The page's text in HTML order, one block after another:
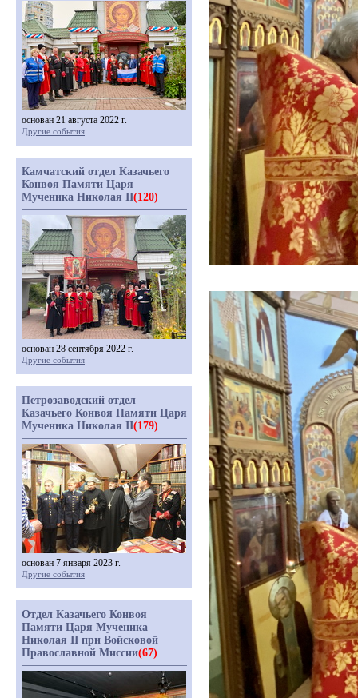
основан 21 августа 2022 г.
Другие события
Камчатский отдел Казачьего
Конвоя Памяти Царя
Мученика Николая II(120)
основан 28 сентября 2022 г.
Другие события
Петрозаводский отдел
Казачьего Конвоя Памяти Царя
Мученика Николая II(179)
основан 7 января 2023 г.
Другие события
Отдел Казачьего Конвоя
Памяти Царя Мученика
Николая II при Войсковой
Православной Миссии(67)